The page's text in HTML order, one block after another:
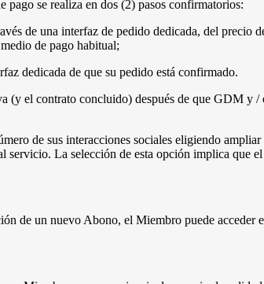
pago se realiza en dos (2) pasos confirmatorios:
de una interfaz de pedido dedicada, del
de pago habitual;
dedicada de que su pedido está confirmado.
(y el contrato concluido) después de que GDM
de sus interacciones sociales eligiendo
La selección de esta opción implica que
de un nuevo Abono, el Miembro puede acceder